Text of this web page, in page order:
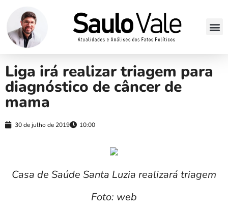
Liga irá realizar triagem para
diagnóstico de câncer de
mama
30 de julho de 2019 10:00
Casa de Saúde Santa Luzia realizará triagem
Foto: web